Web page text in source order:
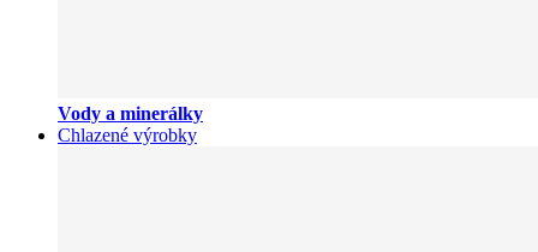
Vody a minerálky
Chlazené výrobky